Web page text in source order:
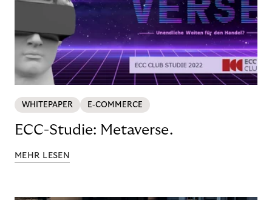
WHITEPAPER E-COMMERCE
ECC-Studie: Metaverse.
MEHR LESEN